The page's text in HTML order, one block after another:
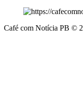
Café com Notícia PB ©